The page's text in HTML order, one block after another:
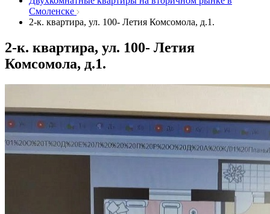
Смоленске
2-к. квартира, ул. 100- Летия Комсомола, д.1.
2-к. квартира, ул. 100- Летия
Комсомола, д.1.